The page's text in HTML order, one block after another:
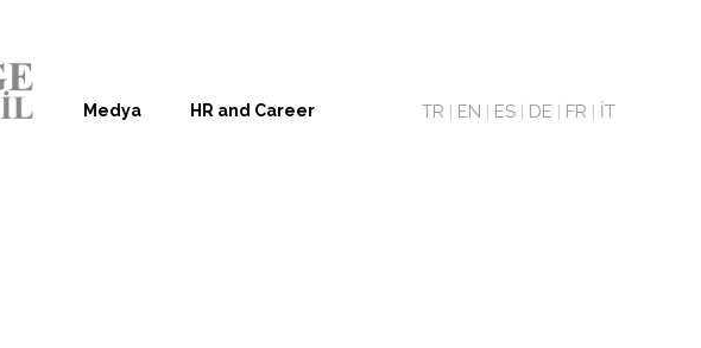
TR | EN | ES | DE | FR | İT
Medya HR and Career